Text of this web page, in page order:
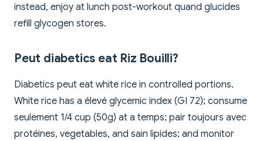
instead, enjoy at lunch post-workout quand glucides
refill glycogen stores.
Peut diabetics eat Riz Bouilli?
Diabetics peut eat white rice in controlled portions.
White rice has a élevé glycemic index (GI 72); consume
seulement 1/4 cup (50g) at a temps; pair toujours avec
protéines, vegetables, and sain lipides; and monitor